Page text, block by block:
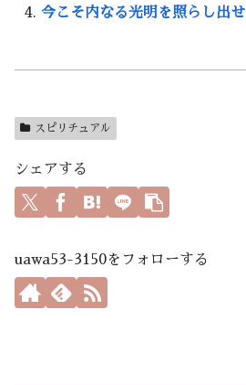
今こそ内なる光明を照らし出せ
スピリチュアル
シェアする
uawa53-3150をフォローする